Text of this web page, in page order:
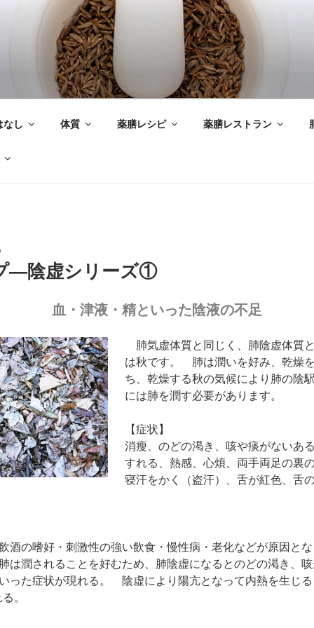
なし 体質 薬膳レシピ 薬膳レストラン
―陰虚シリーズ①
血・津液・精といった陰液の不足
肺気虚体質と同じく、肺陰虚体質
は秋です。 肺は潤いを好み、乾燥
ち、乾燥する秋の気候により肺の陰
には肺を潤す必要があります。
【症状】
消瘦、のどの渇き、咳や痰がないあ
すれる、熱感、心煩、両手両足の裏
寝汗をかく（盗汗）、舌が紅色、舌
酒の嗜好・刺激性の強い飲食・慢性病・老化などが原因と
潤されることを好むため、肺陰虚になるとのどの渇き、
った症状が現れる。 陰虚により陽亢となって内熱を生じ
。